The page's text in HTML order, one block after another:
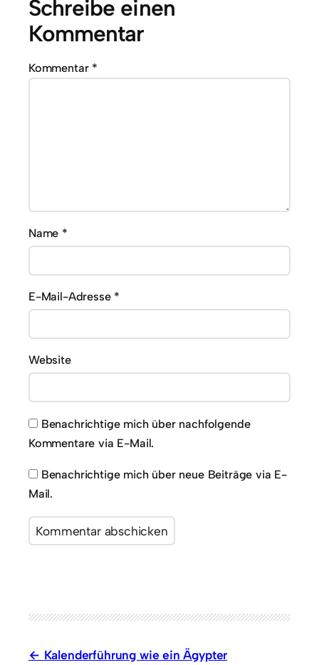
Schreibe einen
Kommentar
Kommentar *
Name *
E-Mail-Adresse *
Website
Benachrichtige mich über nachfolgende
Kommentare via E-Mail.
Benachrichtige mich über neue Beiträge via E-
Mail.
Kalenderführung wie ein Ägypter